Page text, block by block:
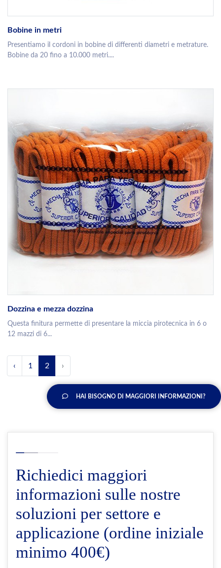
Bobine in metri
Presentiamo il cordoni in bobine di differenti diametri e metrature.
Bobine da 20 fino a 10.000 metri....
Dozzina e mezza dozzina
Questa finitura permette di presentare la miccia pirotecnica in 6 o
12 mazzi di 6...
‹ 1 2 ›
HAI BISOGNO DI MAGGIORI INFORMAZIONI?
Richiedici maggiori
informazioni sulle nostre
soluzioni per settore e
applicazione (ordine iniziale
minimo 400€)